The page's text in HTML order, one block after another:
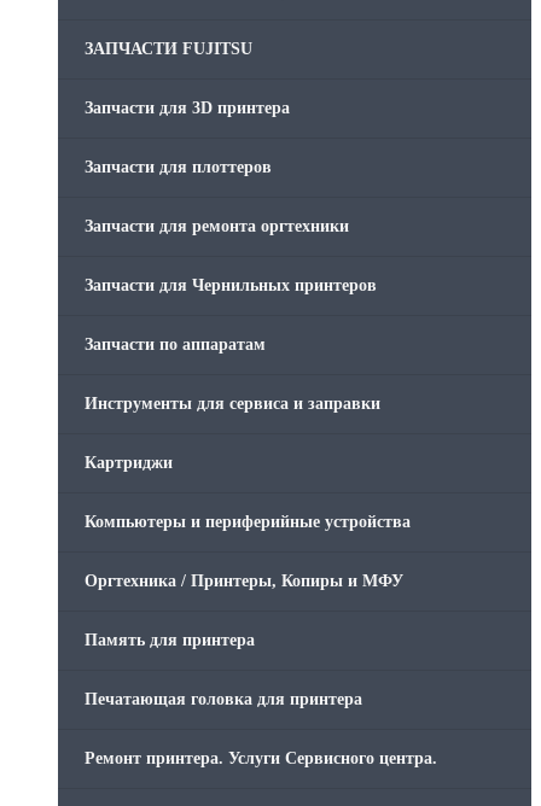
ЗАПЧАСТИ FUJITSU
Запчасти для 3D принтера
Запчасти для плоттеров
Запчасти для ремонта оргтехники
Запчасти для Чернильных принтеров
Запчасти по аппаратам
Инструменты для сервиса и заправки
Картриджи
Компьютеры и периферийные устройства
Оргтехника / Принтеры, Копиры и МФУ
Память для принтера
Печатающая головка для принтера
Ремонт принтера. Услуги Сервисного центра.